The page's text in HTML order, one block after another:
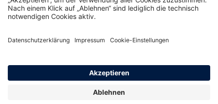
Datenschutz
Hinweisgebersystem -